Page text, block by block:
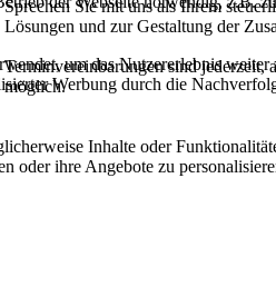
Sprechen Sie mit uns als Ihrem
Lösungen und zur Gestaltung der
Terminvereinbarungen sind jederzeit,
möglich.
um das Nutzererlebnis
Werbung durch die
Inhalte oder
oder ihre Angebote zu